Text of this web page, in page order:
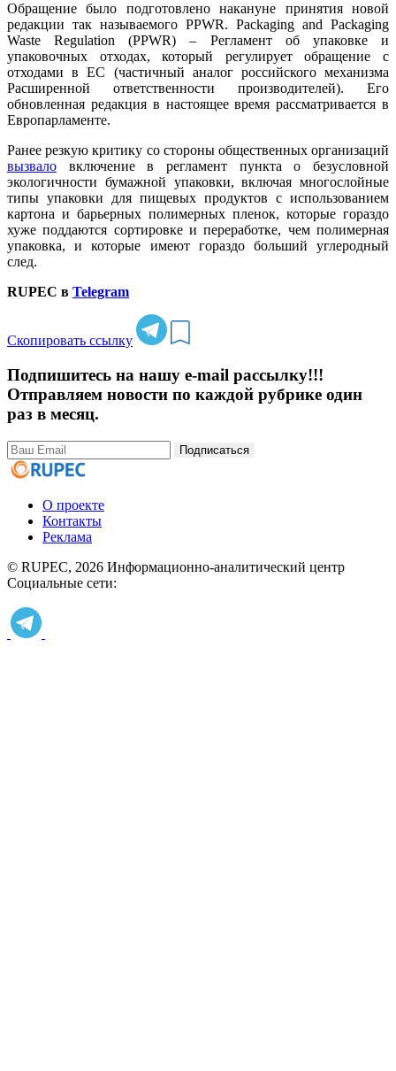
Обращение было подготовлено накануне принятия новой
редакции так называемого PPWR. Packaging and Packaging
Waste Regulation (PPWR) – Регламент об упаковке и
упаковочных отходах, который регулирует обращение с
отходами в ЕС (частичный аналог российского механизма
Расширенной ответственности производителей). Его
обновленная редакция в настоящее время рассматривается в
Европарламенте.
Ранее резкую критику со стороны общественных организаций
вызвало включение в регламент пункта о безусловной
экологичности бумажной упаковки, включая многослойные
типы упаковки для пищевых продуктов с использованием
картона и барьерных полимерных пленок, которые гораздо
хуже поддаются сортировке и переработке, чем полимерная
упаковка, и которые имеют гораздо больший углеродный
след.
RUPEC в Telegram
Скопировать ссылку
Подпишитесь на нашу e-mail рассылку!!!
Отправляем новости по каждой рубрике один
раз в месяц.
Подписаться
О проекте
Контакты
Реклама
© RUPEC, 2026 Информационно-аналитический центр
Социальные сети: